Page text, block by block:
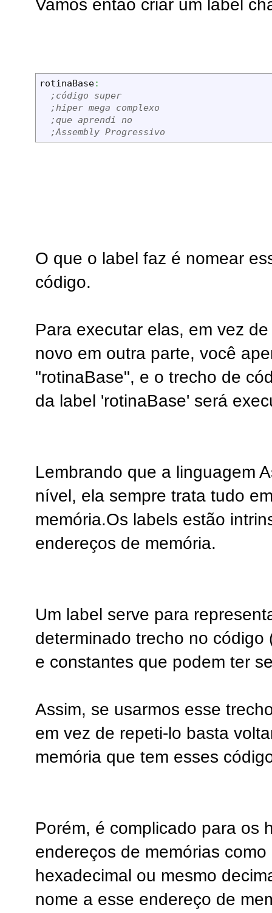
Vamos então criar um label
rotinaBase:
;código super
;hiper mega complexo
;que aprendi no
;Assembly Progressivo
O que o label faz é nomear
código.
Para executar elas, em vez
novo em outra parte, você
"rotinaBase", e o trecho de
da label 'rotinaBase' será
Lembrando que a linguagem
nível, ela sempre trata tudo
memória.Os labels estão
endereços de memória.
Um label serve para
determinado trecho no código
e constantes que podem ter
Assim, se usarmos esse
em vez de repeti-lo basta
memória que tem esses
Porém, é complicado para os
endereços de memórias
hexadecimal ou mesmo
nome a esse endereço de